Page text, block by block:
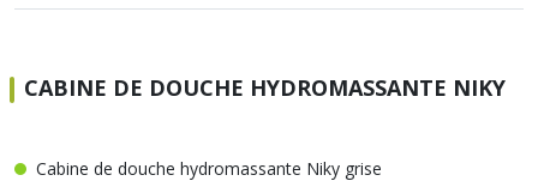
CABINE DE DOUCHE HYDROMASSANTE NIKY
Cabine de douche hydromassante Niky grise